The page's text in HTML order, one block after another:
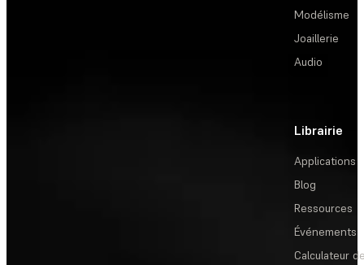
Modélisme
Joaillerie
Audio
Librairie
Applications
Blog
Ressources
Événements
Calculateur